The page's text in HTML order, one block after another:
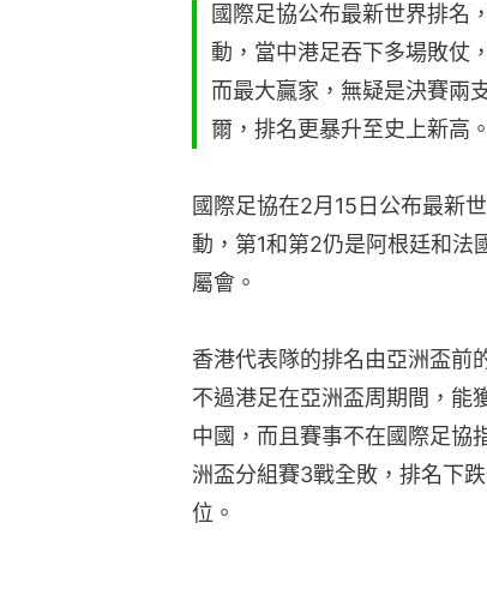
國際足協公布最新世界排名
動，當中港足吞下多場敗仗
而最大贏家，無疑是決賽兩
爾，排名更暴升至史上新高。
國際足協在2月15日公布最新
動，第1和第2仍是阿根廷和法
屬會。
香港代表隊的排名由亞洲盃前
不過港足在亞洲盃周期間，能
中國，而且賽事不在國際足協
洲盃分組賽3戰全敗，排名下
位。